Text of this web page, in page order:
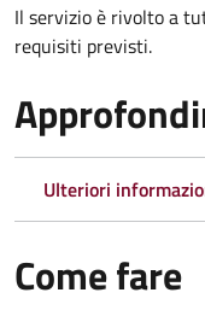
Il servizio è rivolto a
requisiti previsti.
Ulteriori
Come fare